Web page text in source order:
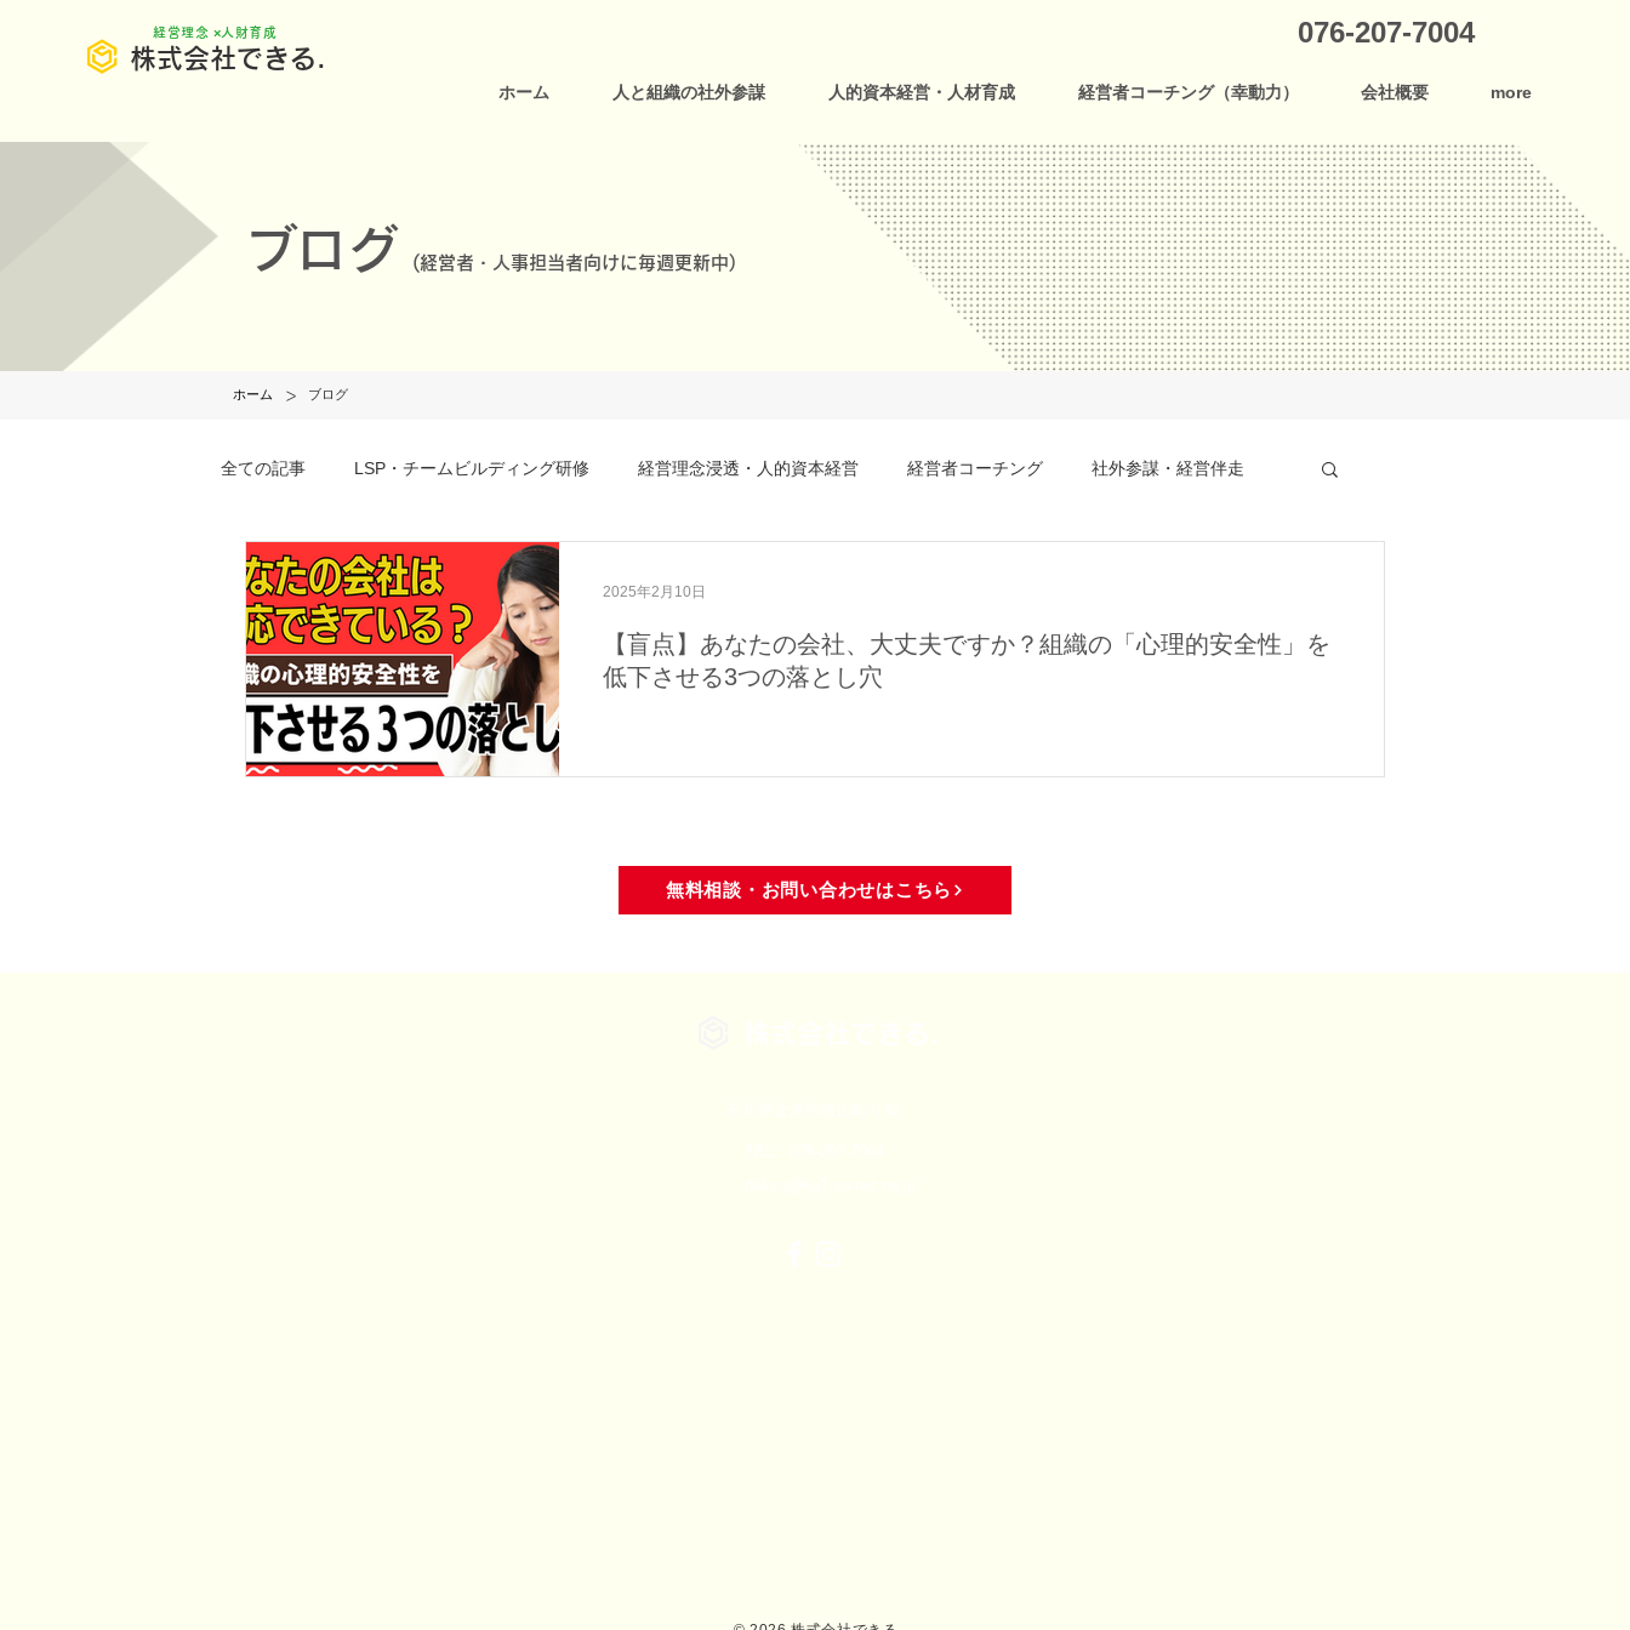
株式会社できる.
​経営理念 ×人財育成 076-207-7004
ホーム 人と組織の社外参謀 人的資本経営・人材育成 経営者コーチング（幸動力） 会社概要 more
ブログ (経営者・人事担当者向けに毎週更新中)
ホーム > ブログ
全ての記事 LSP・チームビルディング研修 経営理念浸透・人的資本経営 経営者コーチング 社外参謀・経営伴走
事例・お客様の声 SDGs・地域活動
【盲点】あなたの会社、大丈夫ですか？組織の「心理的安全性」を
低下させる3つの落とし穴
2025年2月10日
無料相談・お問い合わせはこちら